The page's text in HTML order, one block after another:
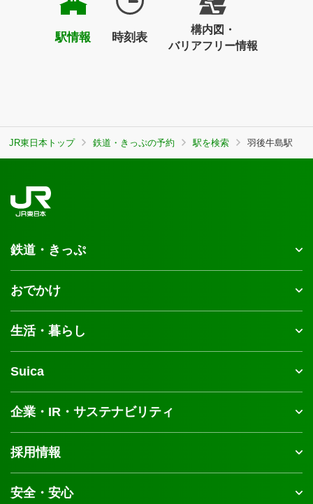
駅情報 時刻表
構内図・
バリアフリー情報
JR東日本トップ 鉄道・きっぷの予約 駅を検索 羽後牛島駅
鉄道・きっぷ
おでかけ
生活・暮らし
Suica
企業・IR・サステナビリティ
採用情報
安全・安心